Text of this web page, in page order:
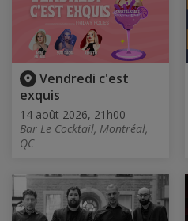
Vendredi c'est
exquis
14 août 2026, 21h00
Bar Le Cocktail, Montréal,
QC